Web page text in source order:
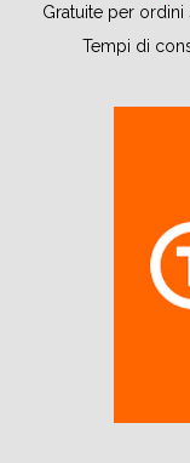
Gratuite per
Tempi di